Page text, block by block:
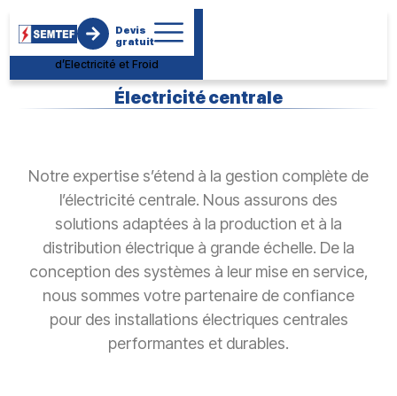
Société
d’Electromécanique de
Maintenance des Travaux
d’Electricité et Froid
Devis
gratuit
Électricité centrale
Notre expertise s’étend à la gestion complète de
l’électricité centrale. Nous assurons des
solutions adaptées à la production et à la
distribution électrique à grande échelle. De la
conception des systèmes à leur mise en service,
nous sommes votre partenaire de confiance
pour des installations électriques centrales
performantes et durables.